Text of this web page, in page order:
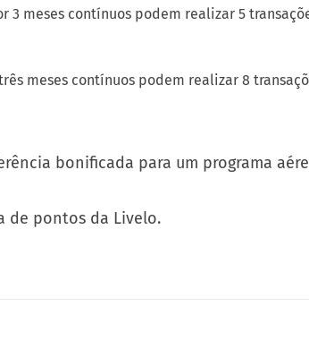
3 meses contínuos podem realizar 5
meses contínuos podem realizar 8
bonificada para um programa
de pontos da Livelo.